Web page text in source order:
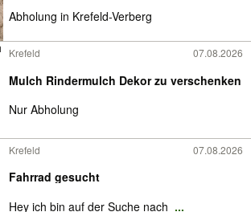
Abholung in Krefeld-Verberg
Krefeld 07.08.2026
Mulch Rindermulch Dekor zu verschenken
Nur Abholung
Krefeld 07.08.2026
Fahrrad gesucht
Hey ich bin auf der Suche nach ...